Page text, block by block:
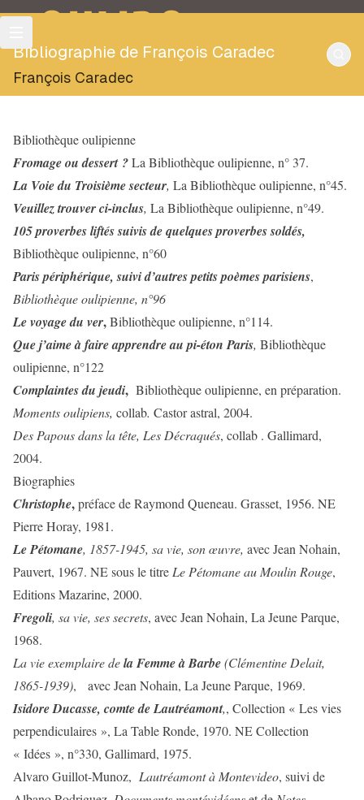
OULIPO
Bibliographie de François Caradec
François Caradec
Bibliothèque oulipienne
Fromage ou dessert ?La Bibliothèque oulipienne, n° 37.
La Voie du Troisième secteur, La Bibliothèque oulipienne, n°45.
Veuillez trouver ci-inclus, La Bibliothèque oulipienne, n°49.
105 proverbes liftés suivis de quelques proverbes soldés,
Bibliothèque oulipienne, n°60
Paris périphérique, suivi d’autres petits poèmes parisiens,
Bibliothèque oulipienne, n°96
Le voyage du ver,Bibliothèque oulipienne, n°114.
Que j’aime à faire apprendre au pi-éton Paris, Bibliothèque
oulipienne, n°122
Complaintes du jeudi, Bibliothèque oulipienne, en préparation.
Moments oulipiens, collab. Castor astral, 2004.
Des Papous dans la tête, Les Décraqués, collab . Gallimard,
2004.
Biographies
Christophe,préface de Raymond Queneau. Grasset, 1956. NE
Pierre Horay, 1981.
Le Pétomane, 1857-1945, sa vie, son œuvre, avec Jean Nohain,
Pauvert, 1967. NE sous le titre Le Pétomane au Moulin Rouge,
Editions Mazarine, 2000.
Fregoli, sa vie, ses secrets, avec Jean Nohain, La Jeune Parque,
1968.
La vie exemplaire dela Femme à Barbe(Clémentine Delait,
1865-1939), avec Jean Nohain, La Jeune Parque, 1969.
Isidore Ducasse, comte de Lautréamont,, Collection « Les vies
perpendiculaires », La Table Ronde, 1970. NE Collection
« Idées », n°330, Gallimard, 1975.
Alvaro Guillot-Munoz, Lautréamont à Montevideo, suivi de